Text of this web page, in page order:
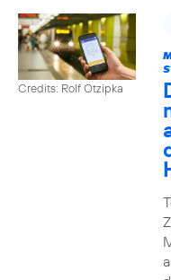
Credits: Rolf Otzipka